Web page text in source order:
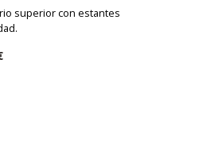
superior con estantes